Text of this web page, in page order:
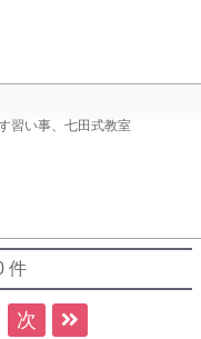
習い事、七田式教室
件
次